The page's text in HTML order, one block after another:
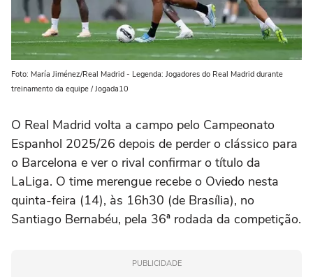
Foto: María Jiménez/Real Madrid - Legenda: Jogadores do Real Madrid durante
treinamento da equipe / Jogada10
O Real Madrid volta a campo pelo Campeonato
Espanhol 2025/26 depois de perder o clássico para
o Barcelona e ver o rival confirmar o título da
LaLiga. O time merengue recebe o Oviedo nesta
quinta-feira (14), às 16h30 (de Brasília), no
Santiago Bernabéu, pela 36ª rodada da competição.
PUBLICIDADE